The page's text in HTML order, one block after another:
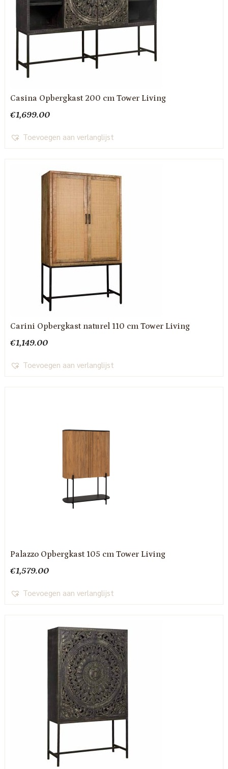
Casina Opbergkast 200 cm Tower Living
€1,699.00
Toevoegen aan verlanglijst
Carini Opbergkast naturel 110 cm Tower Living
€1,149.00
Toevoegen aan verlanglijst
Palazzo Opbergkast 105 cm Tower Living
€1,579.00
Toevoegen aan verlanglijst